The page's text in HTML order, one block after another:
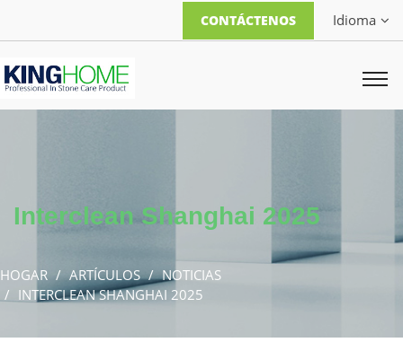
Idioma
CONTÁCTENOS
Interclean Shanghai 2025
HOGAR ARTÍCULOS
NOTICIAS
INTERCLEAN SHANGHAI 2025